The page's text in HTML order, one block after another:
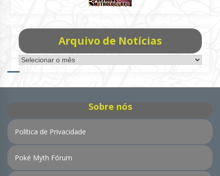
Arquivo de Notícias
Arquivo
de
Sobre nós
Política de Privacidade
Poké Myth Fórum